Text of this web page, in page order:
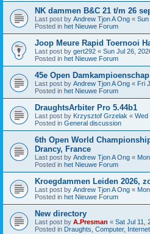
NK dammen B&C 21 t/m 26
Last post by Andrew Tjon A Ong « Sun
Posted in het Nieuwe Forum
Joop Meure Rapid Toernooi
Last post by gert292 « Sun Jul 26,
Posted in het Nieuwe Forum
45e Open
Last post by Andrew Tjon A Ong « Fri
Posted in het Nieuwe Forum
DraughtsArbiter Pro 5.44b1
Last post by Krzysztof Grzelak « Wed
Posted in General discussion
6th Open World
Drancy, France
Last post by Andrew Tjon A Ong «
Posted in het Nieuwe Forum
Kroegdammen Leiden 2026,
Last post by Andrew Tjon A Ong «
Posted in het Nieuwe Forum
New directory
Last post by A.Presman « Sat Jul 11,
Posted in Draughts, Computer, Internet